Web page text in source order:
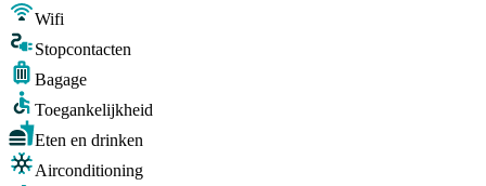
Wifi
Stopcontacten
Bagage
Toegankelijkheid
Eten en drinken
Airconditioning